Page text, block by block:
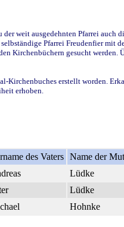
weit ausgedehnten Pfarrei auch
Pfarrei Freudenfier mit
Kirchenbüchern gesucht werden.
Kirchenbuches erstellt worden.
erhoben.
des Vaters Name der
Lüdke
Lüdke
Hohnke